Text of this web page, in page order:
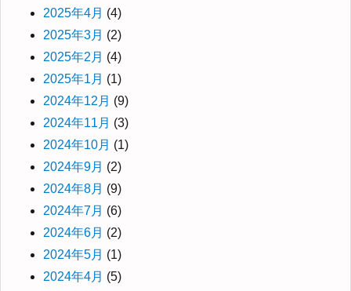
2025年4月 (4)
2025年3月 (2)
2025年2月 (4)
2025年1月 (1)
2024年12月 (9)
2024年11月 (3)
2024年10月 (1)
2024年9月 (2)
2024年8月 (9)
2024年7月 (6)
2024年6月 (2)
2024年5月 (1)
2024年4月 (5)